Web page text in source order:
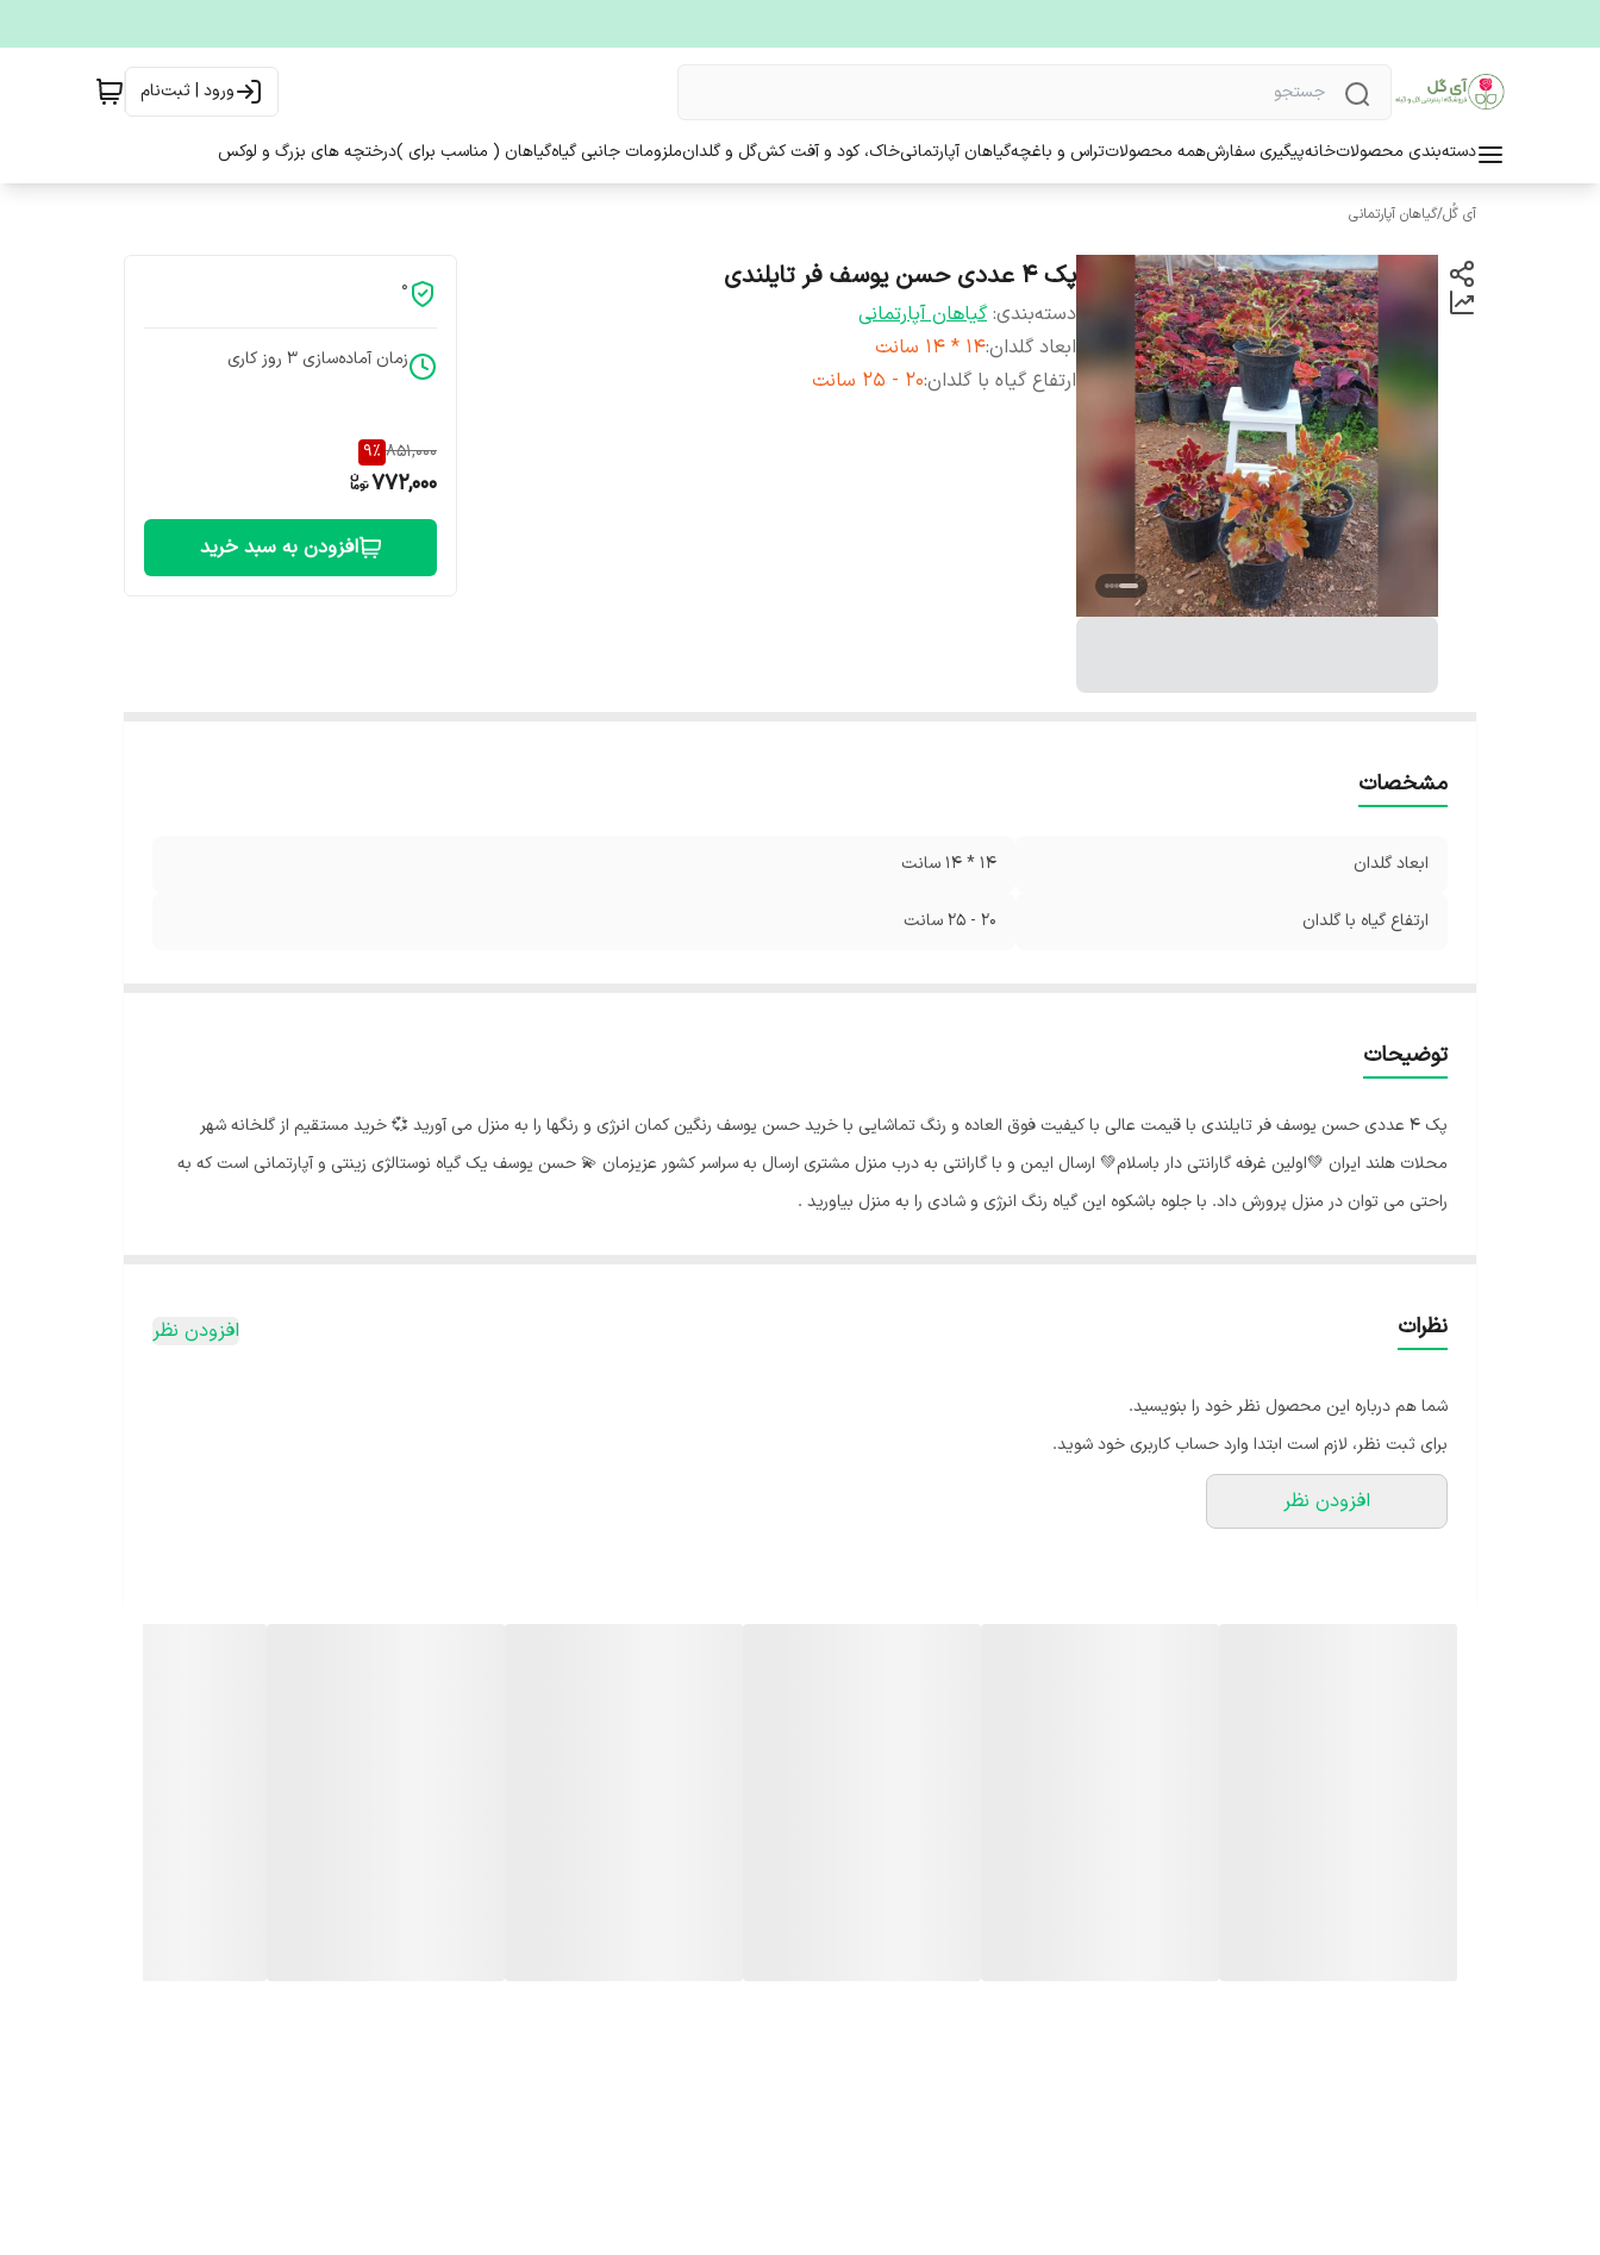
ورود | ثبت‌نام
دسته‌بندی محصولاتخانهپیگیری سفارشهمه محصولاتتراس و باغچهگیاهان آپارتمانیخاک، کود و آفت کشگل و گلدانملزومات جانبی گیاهگیاهان ( مناسب برای )درختچه های بزرگ و لوکس
آی گُل/گیاهان آپارتمانی
پک 4 عددی حسن یوسف فر تایلندی
دسته‌بندی: گیاهان آپارتمانی
ابعاد گلدان:14 * 14 سانت
ارتفاع گیاه با گلدان:20 - 25 سانت
0
زمان آماده‌سازی 3 روز کاری
851,000
9%
772,000
افزودن به سبد خرید
مشخصات
ابعاد گلدان 14 * 14 سانت
ارتفاع گیاه با گلدان 20 - 25 سانت
توضیحات
پک ۴ عددی حسن یوسف فر تایلندی با قیمت عالی با کیفیت فوق العاده و رنگ تماشایی با خرید حسن یوسف رنگین کمان انرژی و رنگها را به منزل می آورید 💞 خرید مستقیم از گلخانه شهر
محلات هلند ایران 💚اولین غرفه گارانتی دار باسلام💚 ارسال ایمن و با گارانتی به درب منزل مشتری ارسال به سراسر کشور عزیزمان 💫 حسن یوسف یک گیاه نوستالژی زینتی و آپارتمانی است که به
راحتی می توان در منزل پرورش داد. با جلوه باشکوه این گیاه رنگ انرژی و شادی را به منزل بیاورید .
نظرات افزودن نظر
شما هم درباره این محصول نظر خود را بنویسید.
برای ثبت نظر، لازم است ابتدا وارد حساب کاربری خود شوید.
افزودن نظر